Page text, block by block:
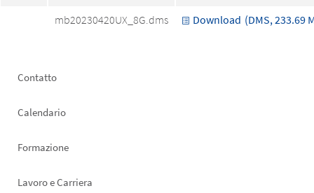
mb20230420UX_8G.dms Download (DMS, 233.69
Footer
Contatto
Calendario
Formazione
Lavoro e Carriera